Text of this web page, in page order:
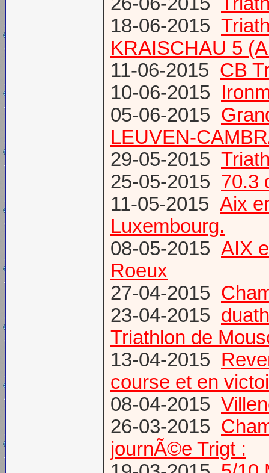
18-06-2015
KRAISCHAU 5
11-06-2015 CB
10-06-2015
05-06-2015
LEUVEN-
29-05-2015
25-05-2015 70.3
11-05-2015 Aix
Luxembourg.
08-05-2015 AIX
Roeux
27-04-2015
23-04-2015
Triathlon de
13-04-2015
course et en
08-04-2015
26-03-2015
journÃ©e Trigt :